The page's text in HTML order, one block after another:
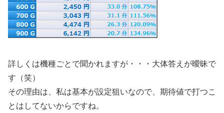
詳しくは機種ごとで聞かれますが・・・大体答えが曖昧で
す（笑）
その理由は、私は基本が設定狙いなので、期待値で打つこ
とはしてないからですね。